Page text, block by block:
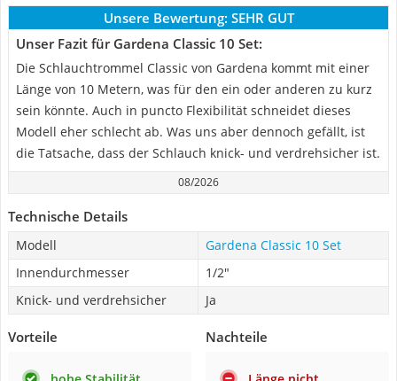
Unsere Bewertung: SEHR GUT
Unser Fazit für Gardena Classic 10 Set:
Die Schlauchtrommel Classic von Gardena kommt mit einer
Länge von 10 Metern, was für den ein oder anderen zu kurz
sein könnte. Auch in puncto Flexibilität schneidet dieses
Modell eher schlecht ab. Was uns aber dennoch gefällt, ist
die Tatsache, dass der Schlauch knick- und verdrehsicher ist.
08/2026
Technische Details
Modell
Gardena Classic 10 Set
Innendurchmesser
1/2"
Knick- und verdrehsicher
Ja
Vorteile Nachteile